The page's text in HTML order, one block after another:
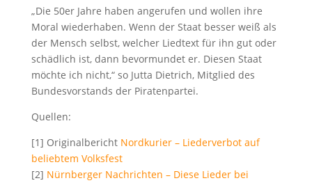
„Die 50er Jahre haben angerufen und wollen ihre
Moral wiederhaben. Wenn der Staat besser weiß als
der Mensch selbst, welcher Liedtext für ihn gut oder
schädlich ist, dann bevormundet er. Diesen Staat
möchte ich nicht,“ so Jutta Dietrich, Mitglied des
Bundesvorstands der Piratenpartei.
Quellen:
[1] Originalbericht Nordkurier – Liederverbot auf
beliebtem Volksfest
[2] Nürnberger Nachrichten – Diese Lieder bei